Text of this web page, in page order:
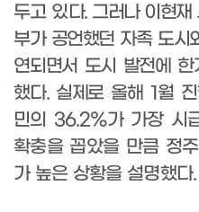
두고 있다. 그러나 이현재
부가 공언했던 자족 도시
연되면서 도시 발전에
했다. 실제로 올해 1월
민의 36.2%가 가장 시
확충을 꼽았을 만큼 정
가 높은 상황을 설명했다.